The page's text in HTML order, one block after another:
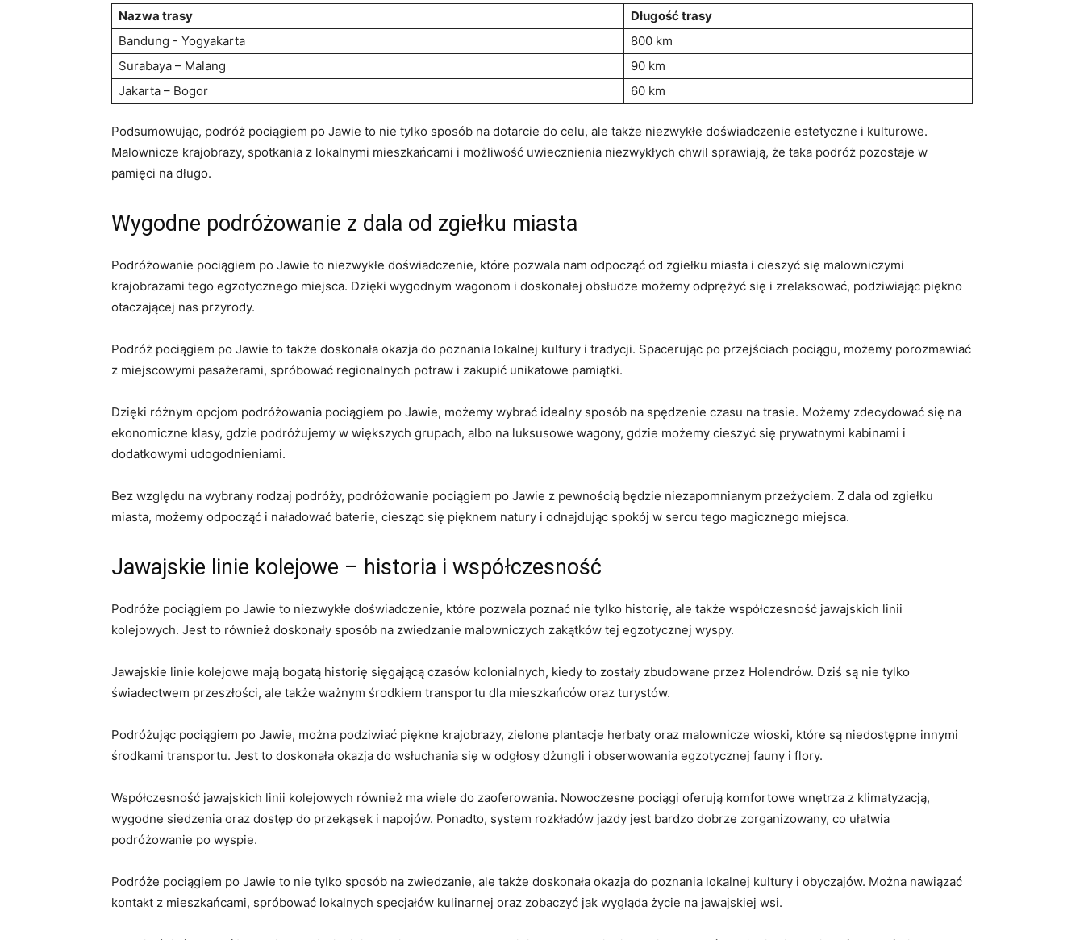
Nazwa trasy
Długość trasy
Bandung​ -⁣ Yogyakarta
800 km
Surabaya – ⁤Malang
90 km
Jakarta – Bogor
60 km
Podsumowując, podróż pociągiem po Jawie to nie tylko sposób na⁤ dotarcie do celu, ale także niezwykłe‌ doświadczenie estetyczne i kulturowe.
‌Malownicze krajobrazy, ⁣spotkania z lokalnymi mieszkańcami i możliwość uwiecznienia⁣ niezwykłych chwil‌ sprawiają,⁤ że taka podróż​ pozostaje ​w
pamięci na długo.
Wygodne ⁣podróżowanie z dala od⁤ zgiełku miasta
Podróżowanie pociągiem po Jawie​ to niezwykłe doświadczenie, które pozwala nam odpocząć od‍ zgiełku miasta ‌i cieszyć się⁢ malowniczymi
krajobrazami tego ‍egzotycznego miejsca.⁢ Dzięki wygodnym⁣ wagonom i​ doskonałej obsłudze możemy odprężyć się ‌i⁢ zrelaksować, podziwiając​ piękno
otaczającej nas przyrody.
Podróż​ pociągiem po ⁣Jawie ‌to ⁢także doskonała okazja do poznania lokalnej kultury i tradycji. Spacerując po przejściach pociągu, możemy porozmawiać‍
z miejscowymi pasażerami, spróbować regionalnych potraw i⁤ zakupić ​unikatowe‌ pamiątki.
Dzięki różnym opcjom podróżowania pociągiem po Jawie, ⁢możemy wybrać idealny sposób ⁣na spędzenie czasu na‌ trasie. Możemy zdecydować się na
‍ekonomiczne ⁣klasy, gdzie podróżujemy w ⁣większych grupach, albo na luksusowe wagony, ⁣gdzie możemy ​cieszyć się prywatnymi kabinami i
dodatkowymi udogodnieniami.
Bez względu na wybrany rodzaj podróży,‌ podróżowanie pociągiem po Jawie​ z pewnością będzie​ niezapomnianym przeżyciem. Z dala od zgiełku
miasta, możemy​ odpocząć ‍i naładować baterie, ‍ciesząc się pięknem⁣ natury i‍ odnajdując‌ spokój w ⁤sercu tego magicznego ‌miejsca.
Jawajskie linie kolejowe –​ historia i współczesność
Podróże pociągiem po Jawie⁣ to niezwykłe‌ doświadczenie, które⁢ pozwala poznać nie tylko historię, ale także ⁤współczesność jawajskich linii
kolejowych.⁣ Jest to również doskonały sposób na zwiedzanie malowniczych zakątków tej⁢ egzotycznej wyspy.
Jawajskie linie kolejowe ‌mają bogatą historię⁣ sięgającą czasów kolonialnych, kiedy to zostały zbudowane przez Holendrów.⁢ Dziś są nie ⁢tylko
świadectwem przeszłości, ale⁢ także ważnym ‍środkiem transportu dla mieszkańców oraz turystów.
Podróżując pociągiem po ‌Jawie, można⁢ podziwiać piękne krajobrazy, zielone plantacje herbaty​ oraz ​malownicze wioski, które są niedostępne innymi
środkami transportu.⁢ Jest⁣ to doskonała ‍okazja‍ do wsłuchania się w odgłosy⁤ dżungli i obserwowania‍ egzotycznej fauny i flory.
Współczesność jawajskich ​linii kolejowych​ również ma wiele ⁤do zaoferowania.​ Nowoczesne pociągi​ oferują komfortowe wnętrza z klimatyzacją,
wygodne siedzenia oraz dostęp ‍do przekąsek‍ i napojów. Ponadto, system⁣ rozkładów jazdy ⁣jest bardzo dobrze ​zorganizowany, co ułatwia
podróżowanie ⁢po wyspie.
Podróże pociągiem po Jawie to nie tylko⁤ sposób na zwiedzanie, ale także doskonała okazja do poznania lokalnej⁢ kultury ⁤i obyczajów. Można⁤ nawiązać
kontakt z ⁤mieszkańcami,⁤ spróbować lokalnych specjałów kulinarnej⁤ oraz zobaczyć ​jak wygląda ​życie na jawajskiej wsi.